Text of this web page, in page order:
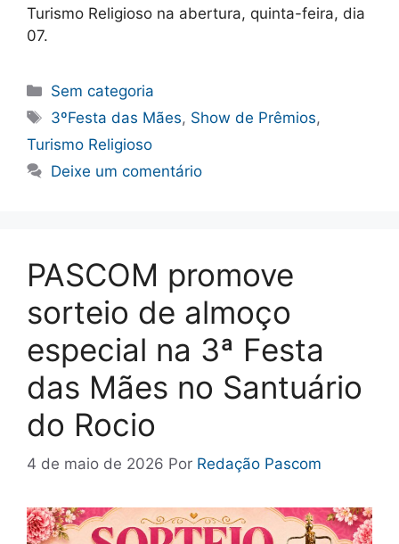
Turismo Religioso na abertura, quinta-feira, dia
07.
Categorias
Sem categoria
Tags
3ºFesta das Mães, Show de Prêmios,
Turismo Religioso
Deixe um comentário
PASCOM promove
sorteio de almoço
especial na 3ª Festa
das Mães no Santuário
do Rocio
4 de maio de 2026 Por Redação Pascom